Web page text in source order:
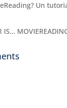
Un
IS…